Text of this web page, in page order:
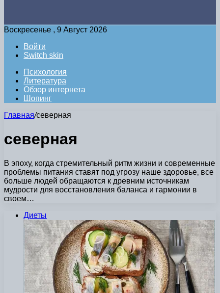
Воскресенье , 9 Август 2026
Войти
Switch skin
Психология
Литература
Обзор интернета
Шопинг
Главная/северная
северная
В эпоху, когда стремительный ритм жизни и современные
проблемы питания ставят под угрозу наше здоровье, все
больше людей обращаются к древним источникам
мудрости для восстановления баланса и гармонии в
своем…
Диеты